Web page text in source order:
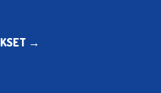
→